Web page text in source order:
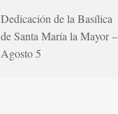
Dedicación de la Basílica
de Santa María la Mayor –
Agosto 5